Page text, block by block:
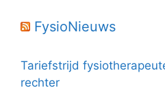
FysioNieuws
Tariefstrijd
rechter